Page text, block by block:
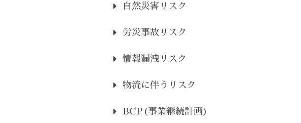
自然災害リスク
労災事故リスク
情報漏洩リスク
物流に伴うリスク
BCP(事業継続計画)